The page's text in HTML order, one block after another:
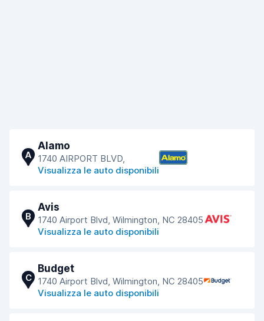
A
Alamo
1740 AIRPORT BLVD,
Visualizza le auto disponibili
B
Avis
1740 Airport Blvd, Wilmington, NC 28405
Visualizza le auto disponibili
C
Budget
1740 Airport Blvd, Wilmington, NC 28405
Visualizza le auto disponibili